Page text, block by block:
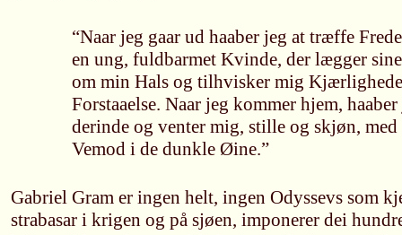
“Naar jeg gaar ud haaber jeg at træffe
en ung, fuldbarmet Kvinde, der lægger
om min Hals og tilhvisker mig
Forstaaelse. Naar jeg kommer hjem,
derinde og venter mig, stille og skjøn, med
Vemod i de dunkle Øine.”
Gabriel Gram er ingen helt, ingen Odyssevs som
strabasar i krigen og på sjøen, imponerer dei